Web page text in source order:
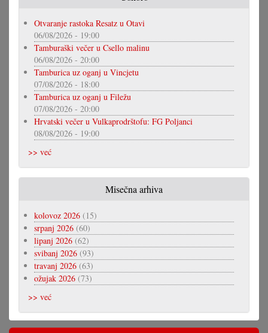
Otvaranje rastoka Resatz u Otavi
06/08/2026 - 19:00
Tamburaški večer u Csello malinu
06/08/2026 - 20:00
Tamburica uz oganj u Vincjetu
07/08/2026 - 18:00
Tamburica uz oganj u Filežu
07/08/2026 - 20:00
Hrvatski večer u Vulkaprodrštofu: FG Poljanci
08/08/2026 - 19:00
>> već
Misečna arhiva
kolovoz 2026 (15)
srpanj 2026 (60)
lipanj 2026 (62)
svibanj 2026 (93)
travanj 2026 (63)
ožujak 2026 (73)
>> već